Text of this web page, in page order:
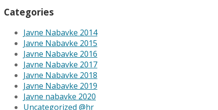
Categories
Javne Nabavke 2014
Javne Nabavke 2015
Javne Nabavke 2016
Javne Nabavke 2017
Javne Nabavke 2018
Javne Nabavke 2019
Javne nabavke 2020
Uncategorized @hr